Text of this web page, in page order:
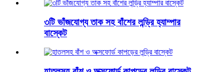
৩টি ভাঁজযোগ্য তাক সহ বাঁশের লন্ড্রি হ্যাম্পার
বাস্কেট